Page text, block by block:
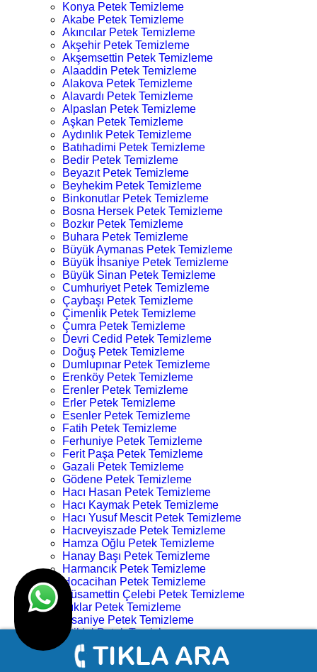
Konya Petek Temizleme
Akabe Petek Temizleme
Akıncılar Petek Temizleme
Akşehir Petek Temizleme
Akşemsettin Petek Temizleme
Alaaddin Petek Temizleme
Alakova Petek Temizleme
Alavardı Petek Temizleme
Alpaslan Petek Temizleme
Aşkan Petek Temizleme
Aydınlık Petek Temizleme
Batıhadimi Petek Temizleme
Bedir Petek Temizleme
Beyazıt Petek Temizleme
Beyhekim Petek Temizleme
Binkonutlar Petek Temizleme
Bosna Hersek Petek Temizleme
Bozkır Petek Temizleme
Buhara Petek Temizleme
Büyük Aymanas Petek Temizleme
Büyük İhsaniye Petek Temizleme
Büyük Sinan Petek Temizleme
Cumhuriyet Petek Temizleme
Çaybaşı Petek Temizleme
Çimenlik Petek Temizleme
Çumra Petek Temizleme
Devri Cedid Petek Temizleme
Doğuş Petek Temizleme
Dumlupınar Petek Temizleme
Erenköy Petek Temizleme
Erenler Petek Temizleme
Erler Petek Temizleme
Esenler Petek Temizleme
Fatih Petek Temizleme
Ferhuniye Petek Temizleme
Ferit Paşa Petek Temizleme
Gazali Petek Temizleme
Gödene Petek Temizleme
Hacı Hasan Petek Temizleme
Hacı Kaymak Petek Temizleme
Hacı Yusuf Mescit Petek Temizleme
Hacıveyiszade Petek Temizleme
Hamza Oğlu Petek Temizleme
Hanay Başı Petek Temizleme
Harmancık Petek Temizleme
Hocacihan Petek Temizleme
Hüsamettin Çelebi Petek Temizleme
Işıklar Petek Temizleme
İhsaniye Petek Temizleme
İstiklal Petek Temizleme
Kampüs Petek Temizleme
Karahüyük Petek Temizleme